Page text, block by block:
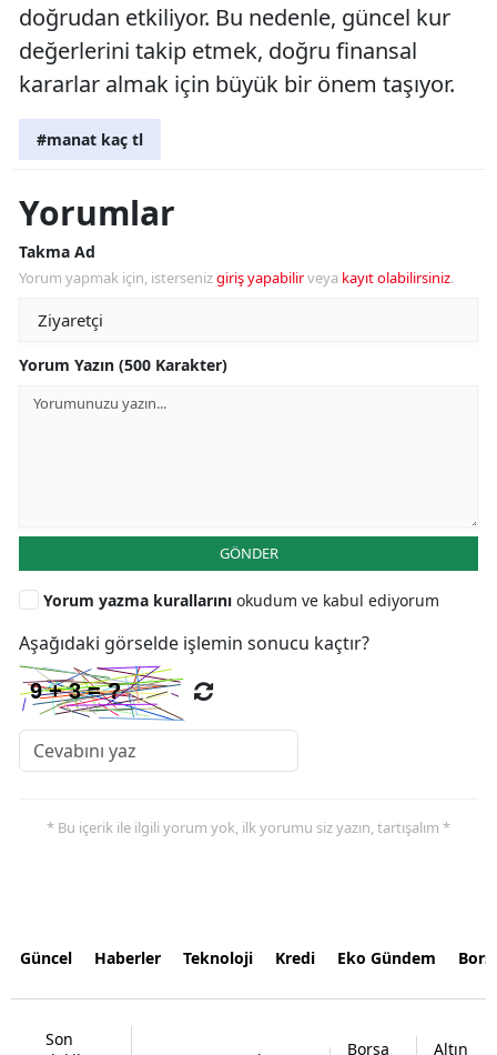
doğrudan etkiliyor. Bu nedenle, güncel kur
değerlerini takip etmek, doğru finansal
kararlar almak için büyük bir önem taşıyor.
#manat kaç tl
Yorumlar
Takma Ad
Yorum yapmak için, istersenizgiriş yapabilirveya kayıt olabilirsiniz.
Yorum Yazın (500 Karakter)
GÖNDER
Yorum yazma kurallarını okudum ve kabul ediyorum
Aşağıdaki görselde işlemin sonucu kaçtır?
* Bu içerik ile ilgili yorum yok, ilk yorumu siz yazın, tartışalım *
Güncel Haberler Teknoloji Kredi Eko Gündem
Son
Borsa Altın